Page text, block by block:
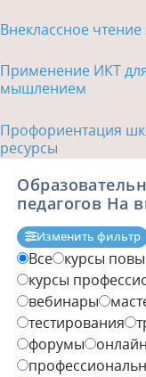
педагогов На
Изменить фильтр
Все
курсы
курсы
вебинары
тестирования
форумы
Внеклассное
Применение ИКТ
мышлением
Профориентация
ресурсы